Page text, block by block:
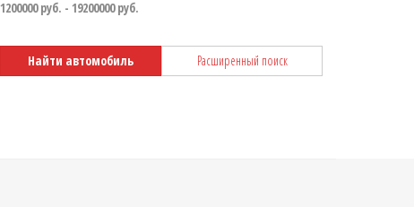
Найти автомобиль Расширенный поиск